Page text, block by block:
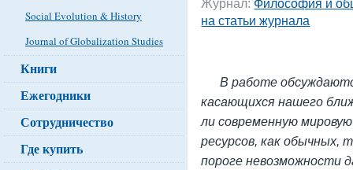
Журнал: Философия и
на статьи журнала
В работе
касающихся нашего
ли современную
ресурсов, как обычных,
пороге невозможности
Social Evolution & History
Journal of Globalization Studies
Книги
Ежегодники
Сотрудничество
Где купить